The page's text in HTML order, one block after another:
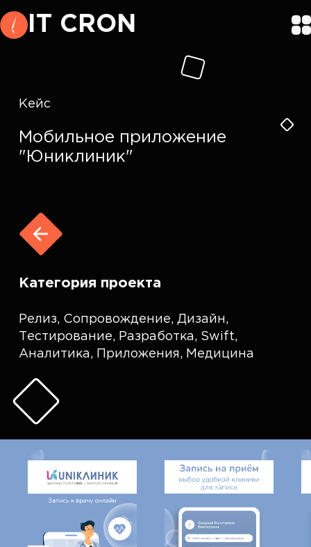
IT CRON
Кейс
Мобильное приложение
"Юниклиник"
Категория проекта
Релиз, Сопровождение, Дизайн,
Тестирование, Разработка, Swift,
Аналитика, Приложения, Медицина